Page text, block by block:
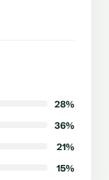
28%
36%
21%
15%